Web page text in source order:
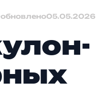
обновлено05.05.2026